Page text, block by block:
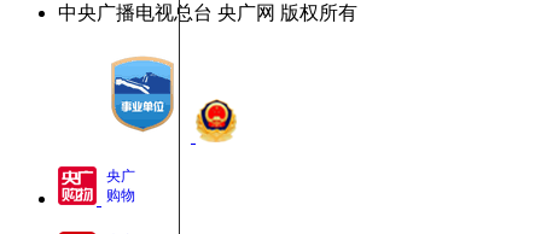
中央广播电视总台 央广网 版权所有
央广
购物